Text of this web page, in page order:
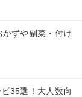
ずや副菜・付け
35選！大人数向